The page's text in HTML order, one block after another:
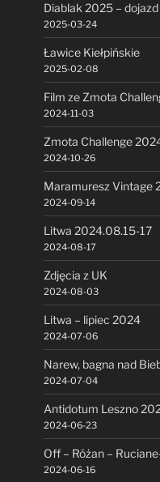
Diablak 2025 – dojazd
2025-03-24
Ławice Kiełpińskie
2025-02-08
Film ze Zmota
2024-11-03
Zmota Challenge
2024-10-26
Maramuresz Vintage
2024-09-14
Litwa 2024.08.15-17
2024-08-17
Zdjęcia z UK
2024-08-03
Litwa – lipiec 2024
2024-07-06
Narew, bagna nad
2024-07-04
Antidotum Leszno
2024-06-23
Off – Różan –
2024-06-16